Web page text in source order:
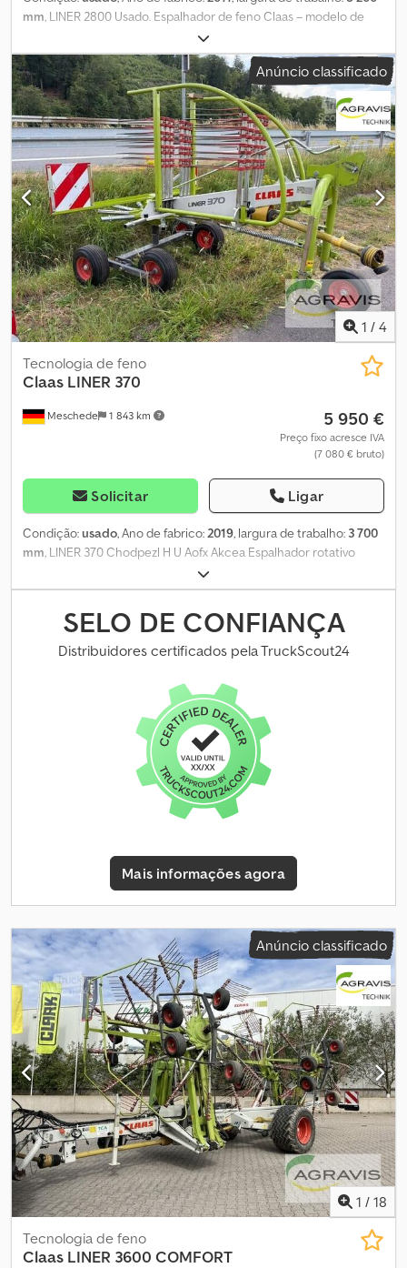
mm, LINER 2800 Usado. Espalhador de feno Claas – modelo de
espalhamento central. Pneus 10.0/75-15,3 10 PR 2 rotores com 12
braços de distribuição cada Sistema de segurança de
travamento dos braços de distribuição Profix 4 dentes duplos por
braço Direção ativa até 50 km/h Largura de trabalho de 7,40 - 8,20
m Csdpfx Ajzmpb Uskceha 6 rodas, pneus 16x6,50-8 10 PR, 850,00
Anúncio classificado
1 / 4
Meschede 1 843 km
Tecnologia de feno
Claas LINER 370
5 950 €
Preço fixo acresce IVA
(7 080 € bruto)
Solicitar Ligar
Condição:usado, Ano de fabrico:2019, largura de trabalho: 3 700
mm, LINER 370 Chodpezl H U Aofx Akcea Espalhador rotativo
Claas de um único rotor na configuração padrão 11 braços com
forquilhas dispostos tangencialmente Chassis KONTUR Rodas
com pneus Superballon 16x6,50-8 (4 unidades) inclui eixo cardan
com proteção contra sobrecarga, 540 rpm 4 forquilhas duplas
SELO DE CONFIANÇA
Distribuidores certificados pela TruckScout24
Mais informações agora
Anúncio classificado
1 / 18
Tecnologia de feno
Claas LINER 3600 COMFORT